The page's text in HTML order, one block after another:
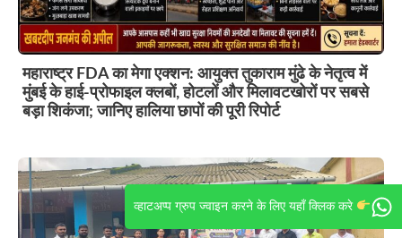
व्हाटअप्प ग्रुप ज्वाइन करने के लिए यहाँ क्लिक करे
महाराष्ट्र FDA का मेगा एक्शन: आयुक्त तुकाराम मुंढे के नेतृत्व में
मुंबई के हाई-प्रोफाइल क्लबों, होटलों और मिलावटखोरों पर सबसे
बड़ा शिकंजा; जानिए हालिया छापों की पूरी रिपोर्ट